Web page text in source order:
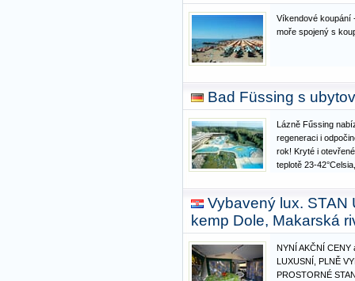
Víkendové koupání
moře spojený s
Bad Füssing s
Lázně Fűssing
regeneraci i
rok! Kryté i
teplotě 23-
sauny za příplatek
místnosti.
Vybavený lux. STAN
kemp Dole, Makarská
NYNÍ AKČNÍ CENY
LUXUSNÍ, PLNĚ
PROSTORNÉ